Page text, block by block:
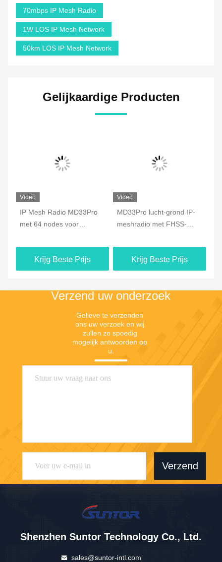
70mbps IP Mesh Radio
1W LOS IP Mesh Network
50km LOS IP Mesh Network
Gelijkaardige Producten
Video
IP Mesh Radio MD33Pro
met 64 nodes voor
drones
Krijg Beste Prijs
Video
MD33Pro lucht-grond IP-
meshradio met FHSS-
Krijg Beste Prijs
Verzend uw onderzoek
Gelieve te verzenden
ons uw verzoek en wij
zullen zo spoedig
mogelijk antwoorden op
u.
Verzend
Shenzhen Suntor Technology Co., Ltd.
sales@suntor-intl.com